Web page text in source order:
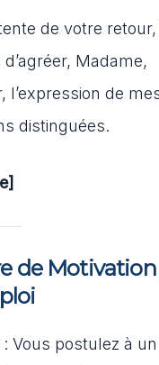
de votre retour,
Madame,
l’expression de
distinguées.
de
: Vous postulez à